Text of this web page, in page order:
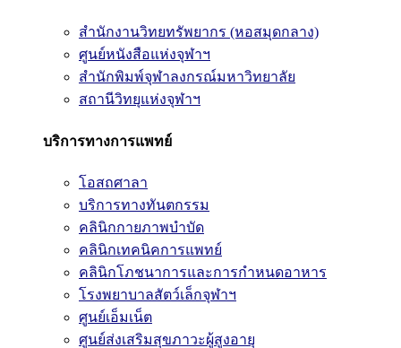
สำนักงานวิทยทรัพยากร (หอสมุดกลาง)
ศูนย์หนังสือแห่งจุฬาฯ
สำนักพิมพ์จุฬาลงกรณ์มหาวิทยาลัย
สถานีวิทยุแห่งจุฬาฯ
บริการทางการแพทย์
โอสถศาลา
บริการทางทันตกรรม
คลินิกกายภาพบำบัด
คลินิกเทคนิคการแพทย์
คลินิกโภชนาการและการกำหนดอาหาร
โรงพยาบาลสัตว์เล็กจุฬาฯ
ศูนย์เอ็มเน็ต
ศูนย์ส่งเสริมสุขภาวะผู้สูงอายุ